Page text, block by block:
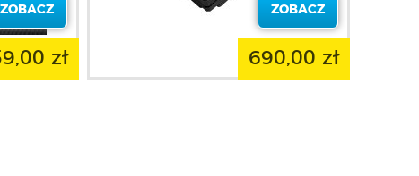
ZOBACZ
zł
ZOBACZ
690,00 zł